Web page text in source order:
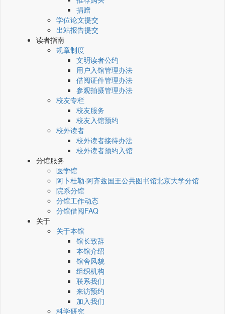
捐赠
学位论文提交
出站报告提交
读者指南
规章制度
文明读者公约
用户入馆管理办法
借阅证件管理办法
参观拍摄管理办法
校友专栏
校友服务
校友入馆预约
校外读者
校外读者接待办法
校外读者预约入馆
分馆服务
医学馆
阿卜杜勒·阿齐兹国王公共图书馆北京大学分馆
院系分馆
分馆工作动态
分馆借阅FAQ
关于
关于本馆
馆长致辞
本馆介绍
馆舍风貌
组织机构
联系我们
来访预约
加入我们
科学研究